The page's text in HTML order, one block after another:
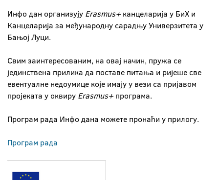
Инфо дан организују Erasmus+ канцеларија у БиХ и
Канцеларија за међународну сарадњу Универзитета у
Бањој Луци.
Свим заинтересованим, на овај начин, пружа се
јединствена прилика да поставе питања и ријеше све
евентуалне недоумице које имају у вези са пријавом
пројеката у оквиру Erasmus+ програма.
Програм рада Инфо дана можете пронаћи у прилогу.
Програм рада